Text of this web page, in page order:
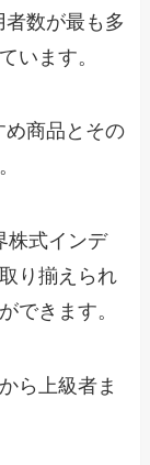
数が最も多
います。
め商品とその
株式インデ
り揃えられ
できます。
ら上級者ま